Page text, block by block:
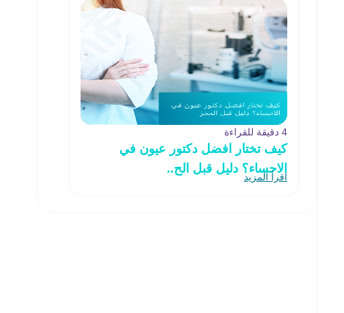
4 دقيقة للقراءة
كيف تختار افضل دكتور عيون في
الاحساء؟ دليل قبل الح..
اقرأ المزيد